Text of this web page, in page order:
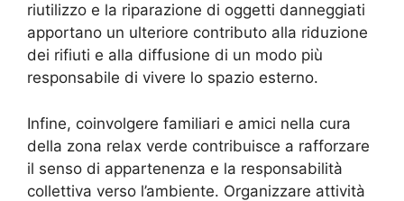
riutilizzo e la riparazione di oggetti danneggiati
apportano un ulteriore contributo alla riduzione
dei rifiuti e alla diffusione di un modo più
responsabile di vivere lo spazio esterno.
Infine, coinvolgere familiari e amici nella cura
della zona relax verde contribuisce a rafforzare
il senso di appartenenza e la responsabilità
collettiva verso l’ambiente. Organizzare attività